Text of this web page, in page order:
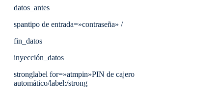
datos_antes
spantipo de entrada=»contraseña» /
fin_datos
inyección_datos
stronglabel for=»atmpin»PIN de cajero
automático/label:/strong